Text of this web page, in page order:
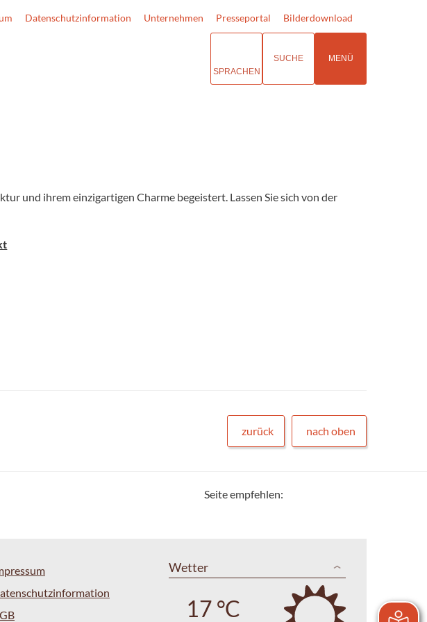
Datenschutzinformation Unternehmen Presseportal Bilderdownload
SPRACHEN
SUCHE MENÜ
und ihrem einzigartigen Charme begeistert. Lassen Sie sich von der
zurück nach oben
Seite empfehlen:
Wetter
17 °C